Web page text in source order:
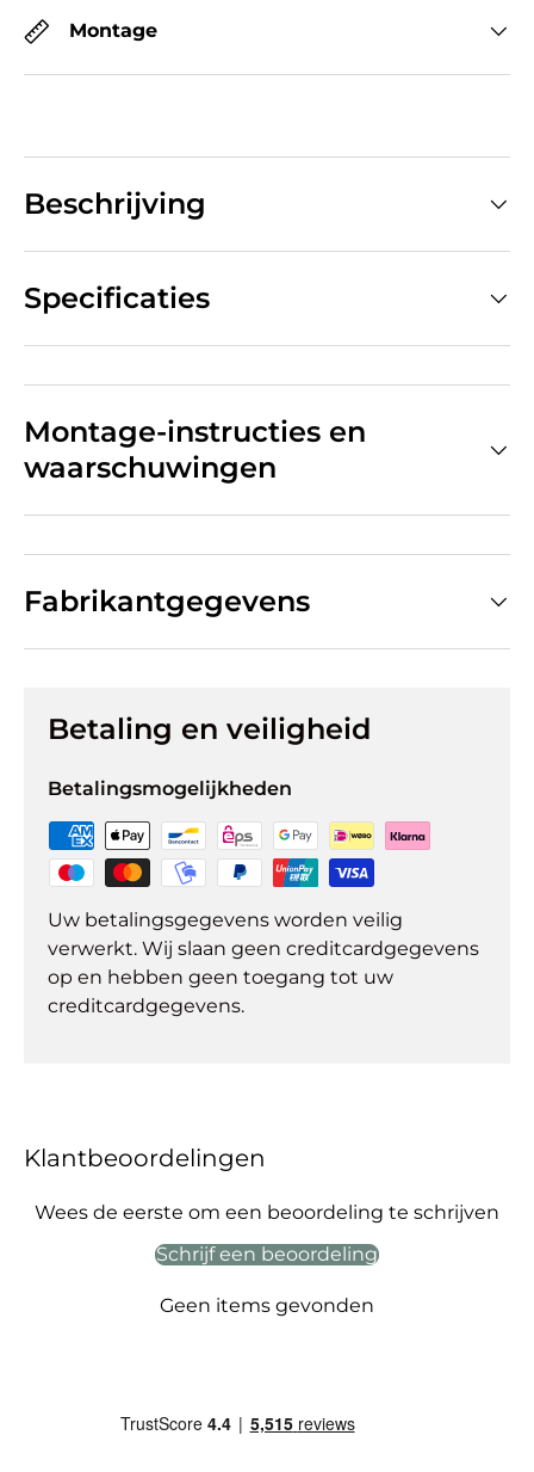
Montage
Beschrijving
Specificaties
Montage-instructies en
waarschuwingen
Fabrikantgegevens
Betaling en veiligheid
Betalingsmogelijkheden
Uw betalingsgegevens worden veilig
verwerkt. Wij slaan geen creditcardgegevens
op en hebben geen toegang tot uw
creditcardgegevens.
Klantbeoordelingen
Wees de eerste om een beoordeling te schrijven
Schrijf een beoordeling
Geen items gevonden